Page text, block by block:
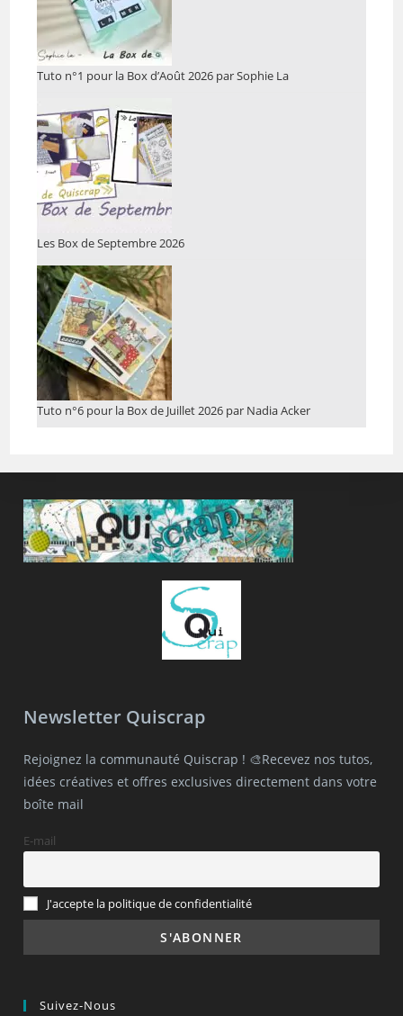
Tuto n°1 pour la Box d’Août 2026 par Sophie La
Les Box de Septembre 2026
Tuto n°6 pour la Box de Juillet 2026 par Nadia Acker
Newsletter Quiscrap
Rejoignez la communauté Quiscrap ! 🎨Recevez nos tutos,
idées créatives et offres exclusives directement dans votre
boîte mail
E-mail
J'accepte la politique de confidentialité
Suivez-Nous